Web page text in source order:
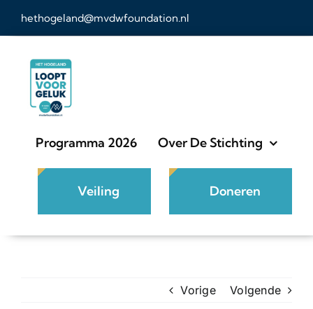
hethogeland@mvdwfoundation.nl
Programma 2026 Over De Stichting
Veiling Doneren
Vorige Volgende